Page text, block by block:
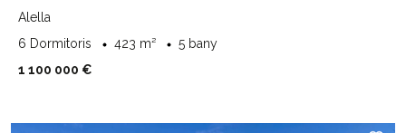
Alella
6 Dormitoris
423 m²
5 bany
1 100 000 €